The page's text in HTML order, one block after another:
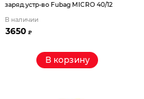
заряд.устр-во Fubag MICRO 40/12
В наличии
3650₽
В корзину